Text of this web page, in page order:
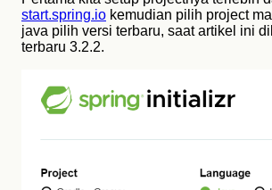
start.spring.io kemudian pilih project
java pilih versi terbaru, saat artikel ini
terbaru 3.2.2.